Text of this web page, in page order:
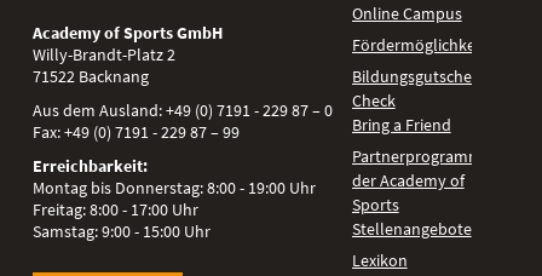
Academy of Sports GmbH
Willy-Brandt-Platz 2
71522 Backnang
Aus dem Ausland:+49 (0) 7191 - 229 87 – 0
Fax:+49 (0) 7191 - 229 87 – 99
Erreichbarkeit:
Montag bis Donnerstag: 8:00 - 19:00 Uhr
Freitag: 8:00 - 17:00 Uhr
Samstag: 9:00 - 15:00 Uhr
Online Campus
Fördermöglichkeiten
Bildungsgutschein
Check
Bring a Friend
Partnerprogramm
der Academy of
Sports
Stellenangebote
Lexikon